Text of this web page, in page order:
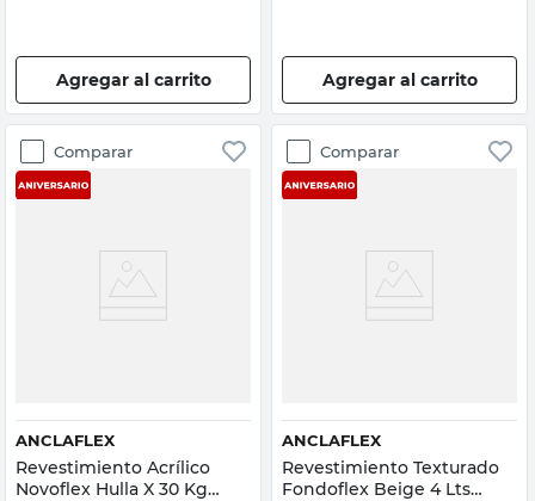
Agregar al carrito Agregar al carrito
Comparar
ANCLAFLEX
Revestimiento Acrílico
Novoflex Hulla X 30 Kg
Comparar
ANCLAFLEX
Revestimiento Texturado
Fondoflex Beige 4 Lts